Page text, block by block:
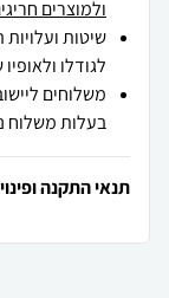
ולמוצרים
שיטות
לגודלו
משלוחים
בעלות משלוח
תנאי התקנה